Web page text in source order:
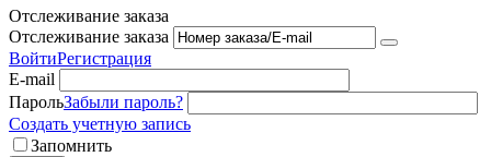
Отслеживание заказа
Отслеживание заказа
ВойтиРегистрация
E-mail
ПарольЗабыли пароль?
Создать учетную запись
Запомнить